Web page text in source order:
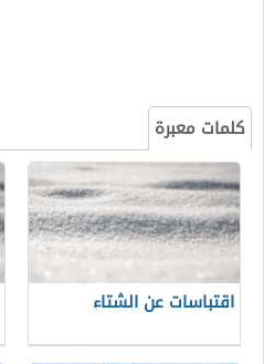
كلمات معبرة
اقتباسات عن الشتاء